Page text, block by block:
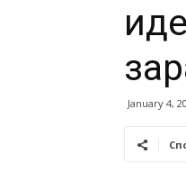
January 4,